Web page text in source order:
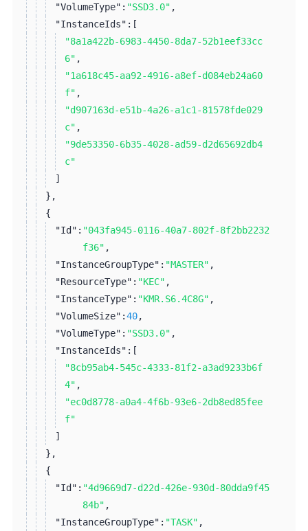
"VolumeType": "SSD3.0" ,
"InstanceIds": [
"8a1a422b-6983-4450-8da7-52b1eef33cc
6" ,
"1a618c45-aa92-4916-a8ef-d084eb24a60
f" ,
"d907163d-e51b-4a26-a1c1-81578fde029
c" ,
"9de53350-6b35-4028-ad59-d2d65692db4
c"
]
} ,
{
"Id": "043fa945-0116-40a7-802f-8f2bb2232
f36" ,
"InstanceGroupType": "MASTER" ,
"ResourceType": "KEC" ,
"InstanceType": "KMR.S6.4C8G" ,
"VolumeSize":40,
"VolumeType": "SSD3.0" ,
"InstanceIds": [
"8cb95ab4-545c-4333-81f2-a3ad9233b6f
4" ,
"ec0d8778-a0a4-4f6b-93e6-2db8ed85fee
f"
]
} ,
{
"Id": "4d9669d7-d22d-426e-930d-80dda9f45
84b" ,
"InstanceGroupType": "TASK" ,